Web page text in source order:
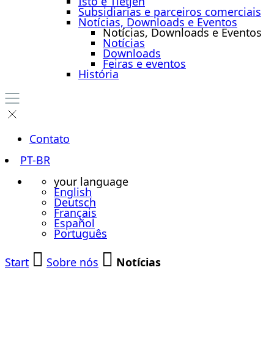
Subsidiarias e parceiros comerciais
Notícias, Downloads e Eventos
Notícias, Downloads e Eventos
Notícias
Downloads
Feiras e eventos
História
Contato
PT-BR
your language
English
Deutsch
Français
Español
Português
Start
Sobre nós Notícias